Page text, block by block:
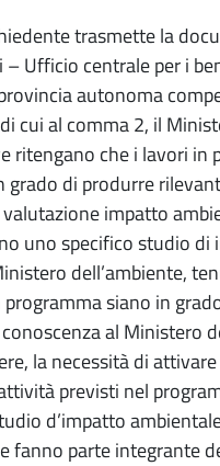
trasmette la
Ufficio centrale per i
autonoma
cui al comma 2, il
ritengano che i lavori in
grado di produrre
impatto
uno specifico studio
dell’ambiente,
siano in
al Ministero
la necessità di
previsti nel
d’impatto
fanno parte integrante